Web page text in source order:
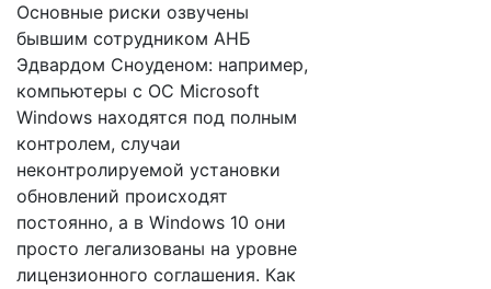
Основные риски озвучены
бывшим сотрудником АНБ
Эдвардом Сноуденом: например,
компьютеры с ОС Microsoft
Windows находятся под полным
контролем, случаи
неконтролируемой установки
обновлений происходят
постоянно, а в Windows 10 они
просто легализованы на уровне
лицензионного соглашения. Как